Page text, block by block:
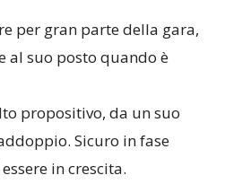
per gran parte della gara,
al suo posto quando è
propositivo, da un suo
Sicuro in fase
in crescita.